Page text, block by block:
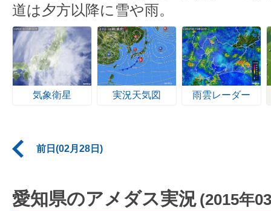
道は夕方以降に雪や雨。
気象衛星 実況天気図 雨雲レーダー
前日(02月28日)
愛知県のアメダス実況 (2015年